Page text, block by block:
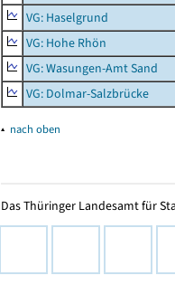
VG: Haselgrund
VG: Hohe Rhön
VG: Wasungen-Amt Sand
VG: Dolmar-Salzbrücke
▴ nach oben
Das Thüringer Landesamt für